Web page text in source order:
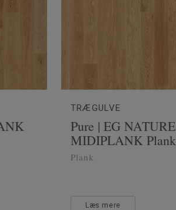
TRÆGULVE
Pure | EG NATURE
MIDIPLANK Plank
Plank
Læs mere